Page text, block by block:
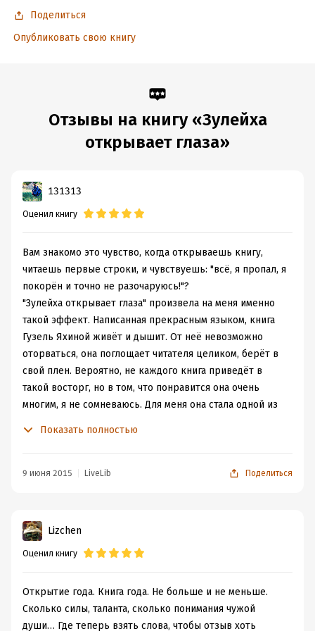
Поделиться
Опубликовать свою книгу
Отзывы на книгу «Зулейха
открывает глаза»
131313
Оценил книгу
Вам знакомо это чувство, когда открываешь книгу,
читаешь первые строки, и чувствуешь: "всё, я пропал, я
покорён и точно не разочаруюсь!"?
"Зулейха открывает глаза" произвела на меня именно
такой эффект. Написанная прекрасным языком, книга
Гузель Яхиной живёт и дышит. От неё невозможно
оторваться, она поглощает читателя целиком, берёт в
свой плен. Вероятно, не каждого книга приведёт в
такой восторг, но в том, что понравится она очень
многим, я не сомневаюсь. Для меня она стала одной из
выпало столько испытаний, что не каждый выдержит,
потери с достоинством, не озлобившись.
Приспособилась, приняла совершенно дикие,
неприемлимые и греховные для неё условия жизни
"Зулейха открывает глаза" - история страданий,
унижений, раскулачивания, репрессий, скотского
отношения людей к таким же людям. История пути
Показать полностью
9 июня 2015 LiveLib Поделиться
Lizchen
Оценил книгу
Открытие года. Книга года. Не больше и не меньше.
Сколько силы, таланта, сколько понимания чужой
души… Где теперь взять слова, чтобы отзыв хоть